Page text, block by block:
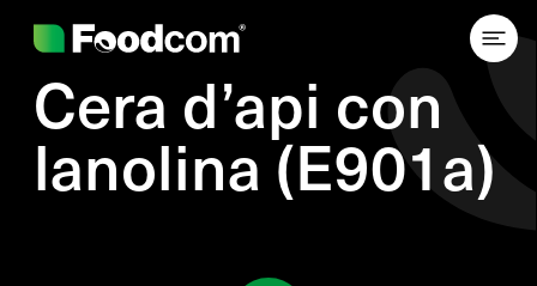
Cera d’api con
lanolina (E901a)